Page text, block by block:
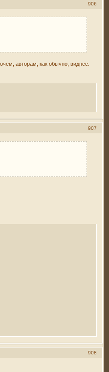
906
авторам, как обычно, виднее.
907
908